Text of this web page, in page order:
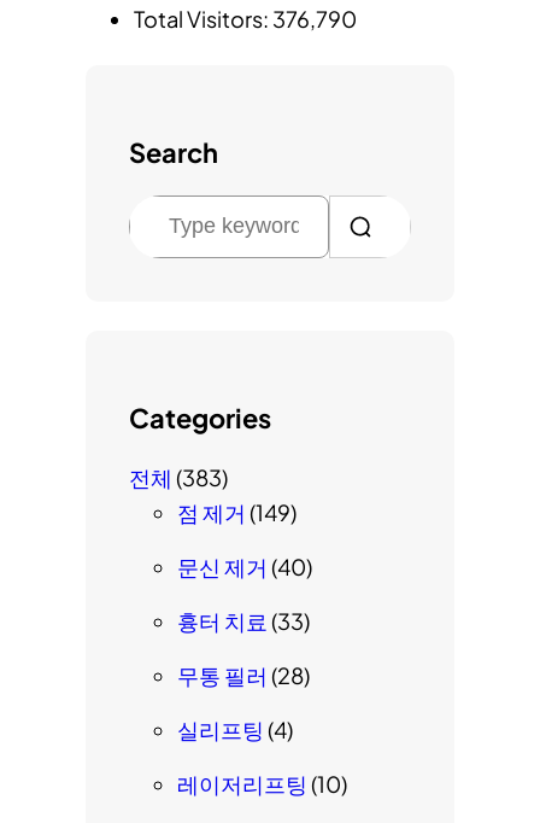
Total Visitors: 376,790
Search
Categories
전체 (383)
점 제거 (149)
문신 제거 (40)
흉터 치료 (33)
무통 필러 (28)
실리프팅 (4)
레이저리프팅 (10)